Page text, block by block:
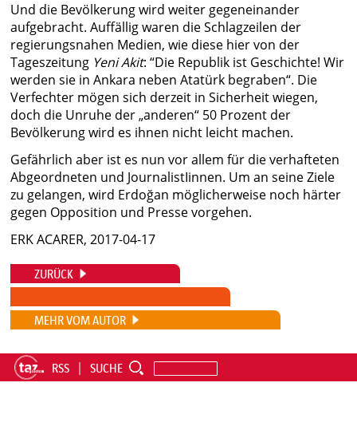
Und die Bevölkerung wird weiter gegeneinander
aufgebracht. Auffällig waren die Schlagzeilen der
regierungsnahen Medien, wie diese hier von der
Tageszeitung Yeni Akit: “Die Republik ist Geschichte! Wir
werden sie in Ankara neben Atatürk begraben“. Die
Verfechter mögen sich derzeit in Sicherheit wiegen,
doch die Unruhe der „anderen“ 50 Prozent der
Bevölkerung wird es ihnen nicht leicht machen.
Gefährlich aber ist es nun vor allem für die verhafteten
Abgeordneten und JournalistIinnen. Um an seine Ziele
zu gelangen, wird Erdoğan möglicherweise noch härter
gegen Opposition und Presse vorgehen.
ERK ACARER, 2017-04-17
ZURÜCK
MEHR VOM AUTOR
RSS SUCHE